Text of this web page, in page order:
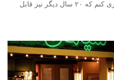
کمدی شلخته بازی کنم، در فیلمی بازی کنم که ۲۰ سال دیگر نیز قابل